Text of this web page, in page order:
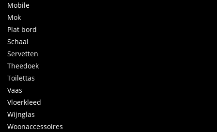
Mobile
Mok
Plat bord
Schaal
Servetten
Theedoek
Toilettas
Vaas
Vloerkleed
Wijnglas
Woonaccessoires